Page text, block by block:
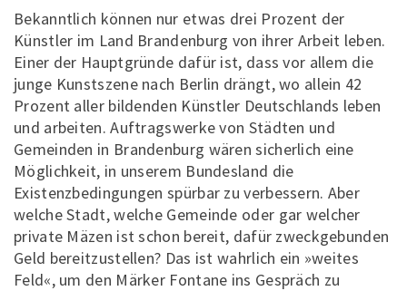
Bekanntlich können nur etwas drei Prozent der
Künstler im Land Brandenburg von ihrer Arbeit leben.
Einer der Hauptgründe dafür ist, dass vor allem die
junge Kunstszene nach Berlin drängt, wo allein 42
Prozent aller bildenden Künstler Deutschlands leben
und arbeiten. Auftragswerke von Städten und
Gemeinden in Brandenburg wären sicherlich eine
Möglichkeit, in unserem Bundesland die
Existenzbedingungen spürbar zu verbessern. Aber
welche Stadt, welche Gemeinde oder gar welcher
private Mäzen ist schon bereit, dafür zweckgebunden
Geld bereitzustellen? Das ist wahrlich ein »weites
Feld«, um den Märker Fontane ins Gespräch zu